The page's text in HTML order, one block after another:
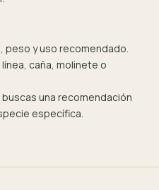
peso y uso recomendado.
caña, molinete o
una recomendación
específica.